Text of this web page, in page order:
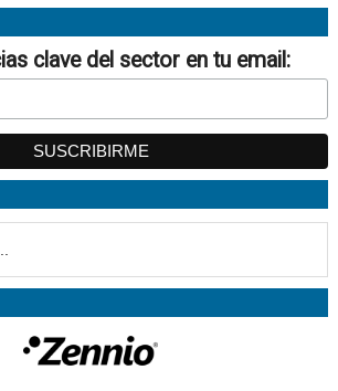
clave del sector en tu email: